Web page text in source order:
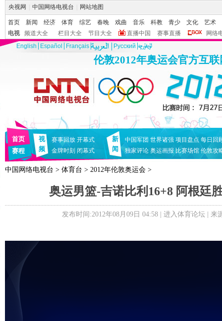
央视网 中国网络电视台 网站地图
首页 新闻 经济 体育 综艺 春晚 戏曲 音乐 科教 青少 文化
艺术
电视
频道大全 栏目大全 节目大全 直播中国 赛事直播
网络
English
Español Français Pусский
伦敦2012年奥运会官方互
首页
赛程
视
频
赛事回放 开幕式
金牌时刻 闭幕式
新
闻
中国军团 世界诸强 项目盘点 每日回
独家评论 奥运画报 比赛场馆 伦敦攻
中国网络电视台 > 体育台 > 2012年伦敦奥运会 >
奥运男篮-吉诺比利16+8 阿根廷
发布时间:2012年08月09日 04:58 | 进入体育论坛| 来